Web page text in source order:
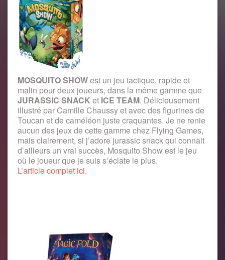
MOSQUITO SHOWest un jeu tactique, rapide et
malin pour deux joueurs, dans la même gamme que
JURASSIC SNACK et ICE TEAM. Délicieusement
illustré par Camille Chaussy et avec des figurines de
Toucan et de caméléon juste craquantes. Je ne renie
aucun des jeux de cette gamme chez Flying Games,
mais clairement, si j’adore jurassic snack qui connait
d’ailleurs un vrai succès, Mosquito Show est le jeu
où le joueur que je suis s’éclate le plus.
L’article complet ici.